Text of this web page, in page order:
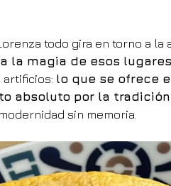
todo gira en torno a
la magia de esos
artificios: lo que se ofrece
absoluto por la tradición
sin memoria.